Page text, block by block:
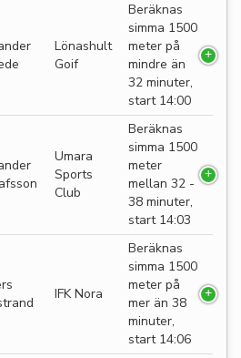
Lönashult
Goif
Beräknas
simma 1500
meter på
mindre än
32 minuter,
start 14:00
Umara
Sports
Club
Beräknas
simma 1500
meter
mellan 32 -
38 minuter,
start 14:03
IFK Nora
Beräknas
simma 1500
meter på
mer än 38
minuter,
start 14:06